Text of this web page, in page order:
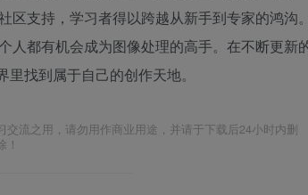
支持，学习者得以跨越从新手到专家的鸿沟。
人都有机会成为图像处理的高手。在不断更新
找到属于自己的创作天地。
流之用，请勿用作商业用途，并请于下载后24小时内删